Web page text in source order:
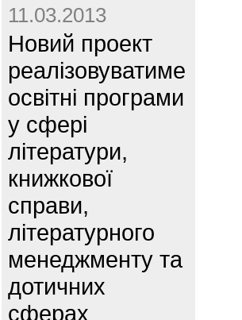
11.03.2013
Новий проект
реалізовуватиме
освітні програми
у сфері
літератури,
книжкової
справи,
літературного
менеджменту та
дотичних
сферах